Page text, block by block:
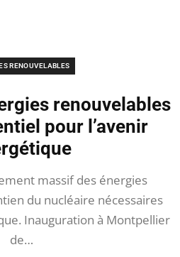
RENOUVELABLES
renouvelables
pour l’avenir
massif des énergies
du nucléaire nécessaires
Inauguration à Montpellier
de…